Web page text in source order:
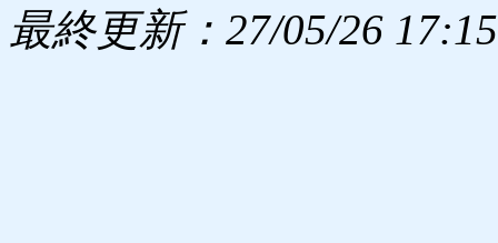
最終更新：27/05/26 17:15